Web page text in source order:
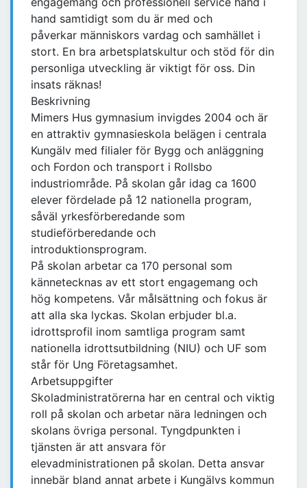
hand samtidigt som du är med och
påverkar människors vardag och samhället i
stort. En bra arbetsplatskultur och stöd för din
personliga utveckling är viktigt för oss. Din
insats räknas!
Beskrivning
Mimers Hus gymnasium invigdes 2004 och är
en attraktiv gymnasieskola belägen i centrala
Kungälv med filialer för Bygg och anläggning
och Fordon och transport i Rollsbo
industriområde. På skolan går idag ca 1600
elever fördelade på 12 nationella program,
såväl yrkesförberedande som
studieförberedande och
introduktionsprogram.
På skolan arbetar ca 170 personal som
kännetecknas av ett stort engagemang och
hög kompetens. Vår målsättning och fokus är
att alla ska lyckas. Skolan erbjuder bl.a.
idrottsprofil inom samtliga program samt
nationella idrottsutbildning (NIU) och UF som
står för Ung Företagsamhet.
Arbetsuppgifter
Skoladministratörerna har en central och viktig
roll på skolan och arbetar nära ledningen och
skolans övriga personal. Tyngdpunkten i
tjänsten är att ansvara för
elevadministrationen på skolan. Detta ansvar
innebär bland annat arbete i Kungälvs kommun